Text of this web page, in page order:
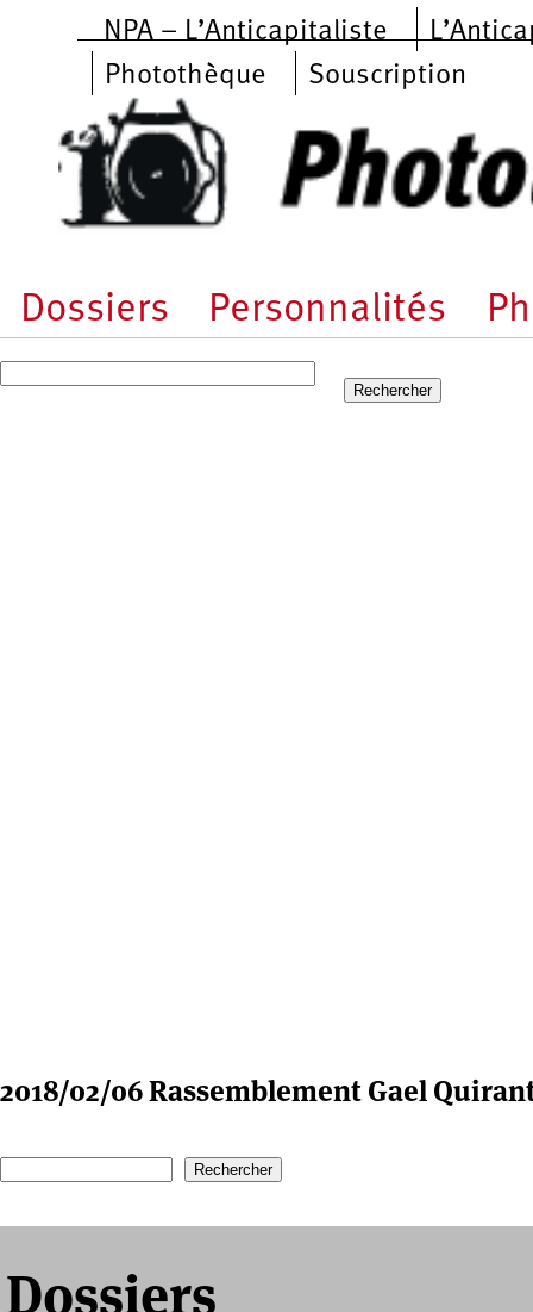
Aller au contenu principal
NPA – L’Anticapitaliste
Photothèque
Souscription
Dossiers Personnalités
2018/02/06 Rassemblement Gael
Formulaire de recherche
Dossiers